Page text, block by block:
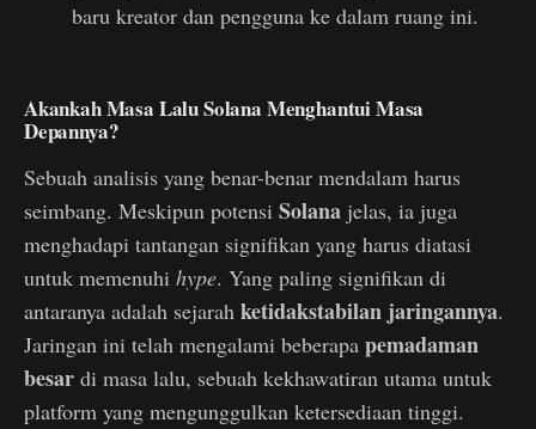
baru kreator dan pengguna ke dalam ruang ini.
Akankah Masa Lalu Solana Menghantui Masa
Depannya?
Sebuah analisis yang benar-benar mendalam harus
seimbang. Meskipun potensi Solana jelas, ia juga
menghadapi tantangan signifikan yang harus diatasi
untuk memenuhi hype. Yang paling signifikan di
antaranya adalah sejarah ketidakstabilan jaringannya.
Jaringan ini telah mengalami beberapa pemadaman
besar di masa lalu, sebuah kekhawatiran utama untuk
platform yang mengunggulkan ketersediaan tinggi.